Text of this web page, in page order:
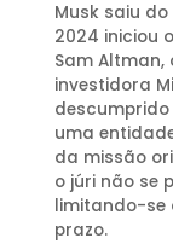
Musk saiu do
2024 iniciou
Sam Altman,
investidora
uma
da missão
o júri não se
limitando-se
prazo.